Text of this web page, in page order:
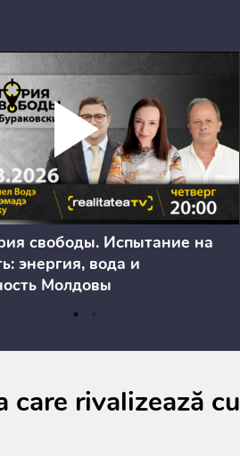
свободы. Испытание на
энергия, вода и
Молдовы
care rivalizează cu